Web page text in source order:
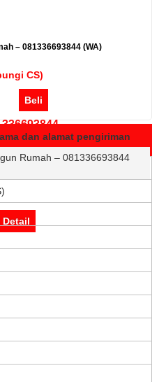
– 081336693844 (WA)
CS)
Beli
dan alamat pengiriman
Rumah – 081336693844
Detail